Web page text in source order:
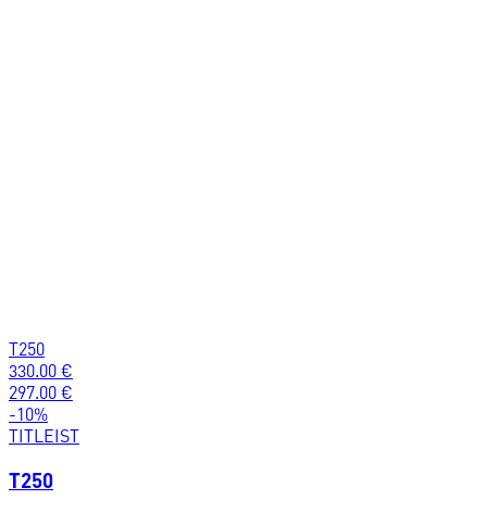
T250
330.00 €
297.00 €
-10%
TITLEIST
T250